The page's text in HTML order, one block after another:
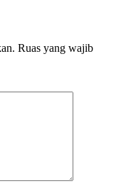
Ruas yang wajib